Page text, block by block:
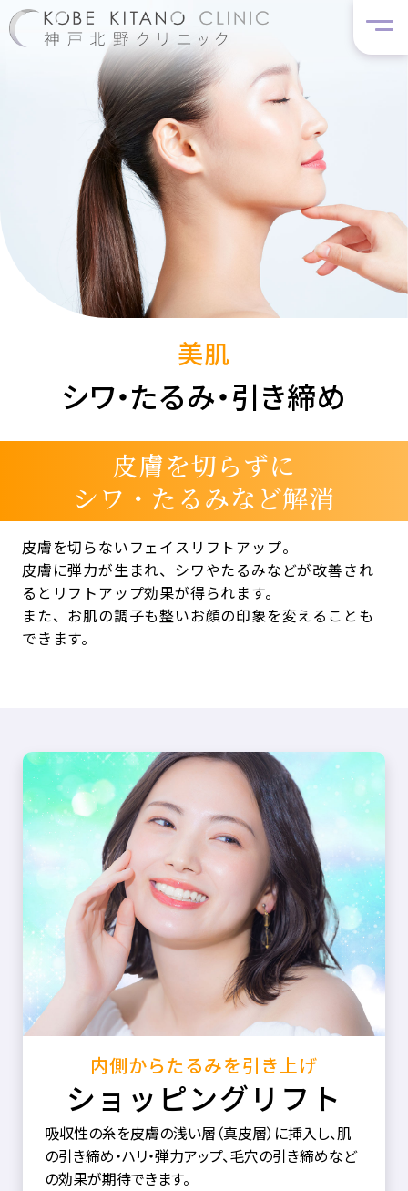
美肌
シワ・たるみ・引き締め
皮膚を切らずに
シワ・たるみなど解消
皮膚を切らないフェイスリフトアップ。
皮膚に弾力が生まれ、シワやたるみなどが改善され
るとリフトアップ効果が得られます。
また、お肌の調子も整いお顔の印象を変えることも
できます。
内側からたるみを引き上げ
ショッピングリフト
吸収性の糸を皮膚の浅い層（真皮層）に挿入し、肌
の引き締め・ハリ・弾力アップ、毛穴の引き締めなど
の効果が期待できます。